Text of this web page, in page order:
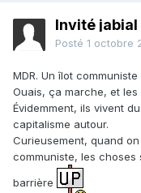
Invité jabial
Posté 1 octobre
MDR. Un îlot
Ouais, ça marche, et
Évidemment, ils vivent
capitalisme autour.
Curieusement, quand
communiste, les
barrière